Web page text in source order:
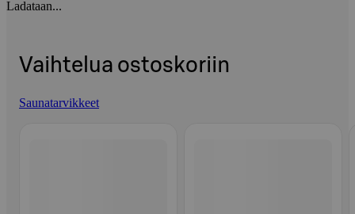
Ladataan...
Vaihtelua ostoskoriin
Saunatarvikkeet